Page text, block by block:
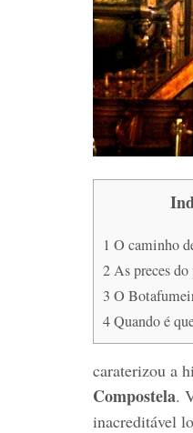
1 O caminho
2As preces
3 O
4Quando é
caraterizou a
Compostela.
inacreditável